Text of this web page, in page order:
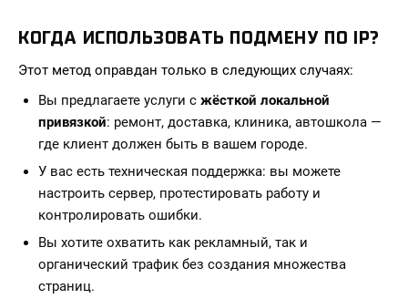
КОГДА ИСПОЛЬЗОВАТЬ ПОДМЕНУ ПО IP?
Этот метод оправдан только в следующих случаях:
Вы предлагаете услуги с жёсткой локальной
привязкой: ремонт, доставка, клиника, автошкола —
где клиент должен быть в вашем городе.
У вас есть техническая поддержка: вы можете
настроить сервер, протестировать работу и
контролировать ошибки.
Вы хотите охватить как рекламный, так и
органический трафик без создания множества
страниц.